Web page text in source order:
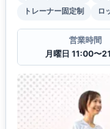
トレーナー固定制
ロ
営業時間
月曜日 11:00〜